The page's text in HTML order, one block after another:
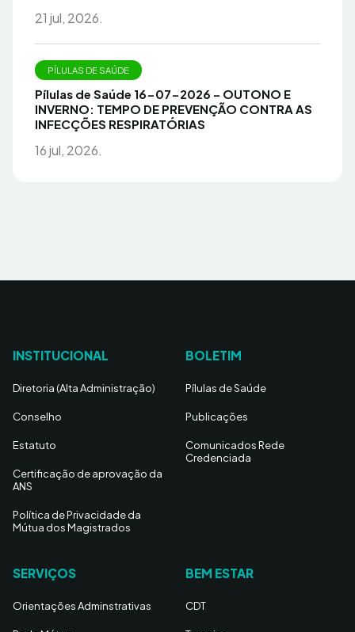
21 jul, 2026.
PÍLULAS DE SAÚDE
Pílulas de Saúde 16-07-2026 – OUTONO E
INVERNO: TEMPO DE PREVENÇÃO CONTRA AS
INFECÇÕES RESPIRATÓRIAS
16 jul, 2026.
INSTITUCIONAL
Diretoria (Alta Administração)
Conselho
Estatuto
Certificação de aprovação da
ANS
Política de Privacidade da
Mútua dos Magistrados
BOLETIM
Pílulas de Saúde
Publicações
Comunicados Rede
Credenciada
SERVIÇOS
Orientações Adminstrativas
BEM ESTAR
CDT